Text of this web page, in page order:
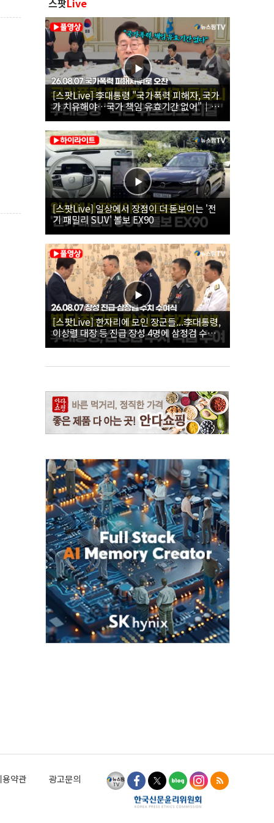
스팟Live
[스팟Live] 李대통령 "국가폭력 피해자, 국가
가 치유해야…국가 책임 유효기간 없어"｜
26.08.07 국가폭력 피해자 위로 오찬
[스팟Live] 일상에서 장점이 더 돋보이는 '전
기 패밀리 SUV' 볼보 EX90
[스팟Live] 한자리에 모인 장군들...李대통령,
이상렬 대장 등 진급 장성 4명에 삼정검 수치
직접 수여｜26.08.07 장성 진급·삼정검 수치
용약관 광고문의